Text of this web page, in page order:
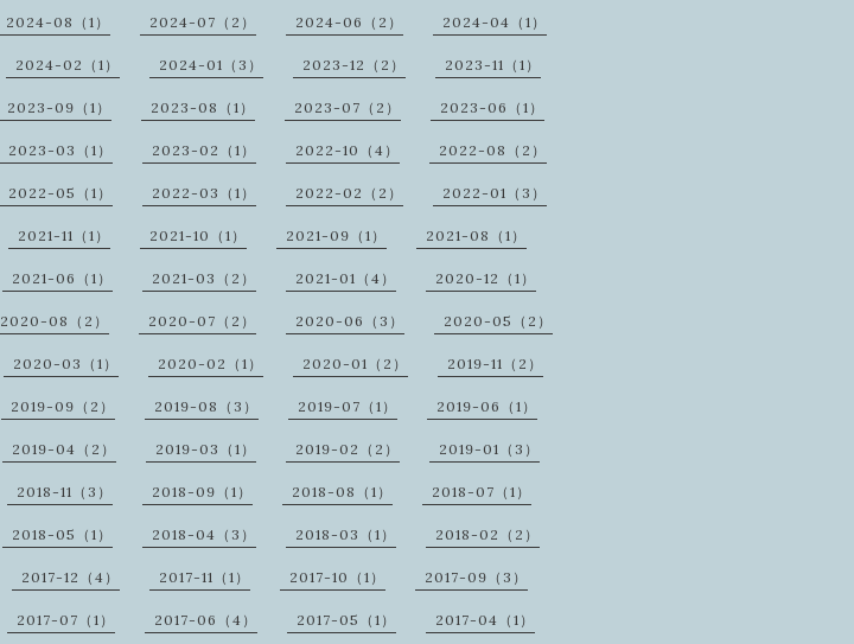
2024-08（1） 2024-07（2） 2024-06（2） 2024-04（1）
2024-02（1） 2024-01（3） 2023-12（2） 2023-11（1）
2023-09（1） 2023-08（1） 2023-07（2） 2023-06（1）
2023-03（1） 2023-02（1） 2022-10（4） 2022-08（2）
2022-05（1） 2022-03（1） 2022-02（2） 2022-01（3）
2021-11（1） 2021-10（1） 2021-09（1） 2021-08（1）
2021-06（1） 2021-03（2） 2021-01（4） 2020-12（1）
2020-08（2） 2020-07（2） 2020-06（3） 2020-05（2）
2020-03（1） 2020-02（1） 2020-01（2） 2019-11（2）
2019-09（2） 2019-08（3） 2019-07（1） 2019-06（1）
2019-04（2） 2019-03（1） 2019-02（2） 2019-01（3）
2018-11（3） 2018-09（1） 2018-08（1） 2018-07（1）
2018-05（1） 2018-04（3） 2018-03（1） 2018-02（2）
2017-12（4） 2017-11（1） 2017-10（1） 2017-09（3）
2017-07（1） 2017-06（4） 2017-05（1） 2017-04（1）